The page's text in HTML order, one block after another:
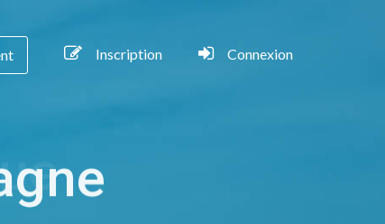
Inscription Connexion